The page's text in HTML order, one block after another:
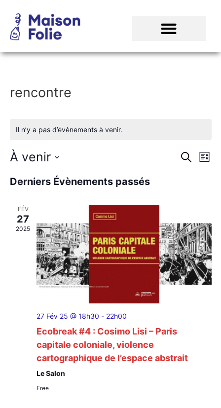
rencontre
Il n’y a pas d’évènements à venir.
vues
Liste
À venir
une
date.
Derniers Évènements passés
FÉV
27
2025
27 Fév 25 @ 18h30 - 22h00
Ecobreak #4 : Cosimo Lisi – Paris
capitale coloniale, violence
cartographique de l’espace abstrait
Le Salon
Free